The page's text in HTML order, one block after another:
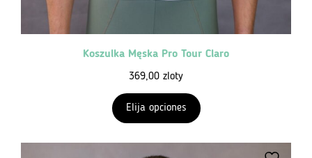
Koszulka Męska Pro Tour Claro
369,00 zloty
Elija opciones